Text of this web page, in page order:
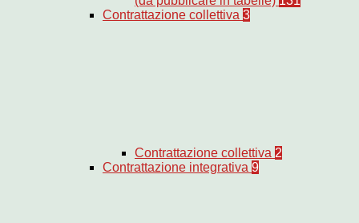
Contrattazione collettiva 3
Contrattazione collettiva 2
Contrattazione integrativa 9